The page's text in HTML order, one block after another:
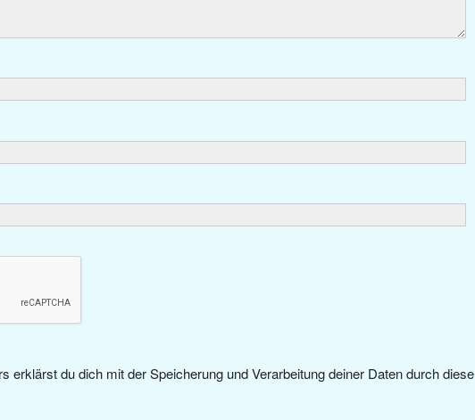
erklärst du dich mit der Speicherung und Verarbeitung deiner Daten durch diese